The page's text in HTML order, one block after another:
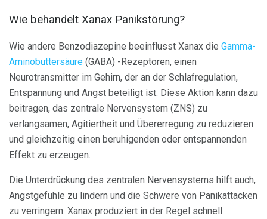
Wie behandelt Xanax Panikstörung?
Wie andere Benzodiazepine beeinflusst Xanax die Gamma-
Aminobuttersäure (GABA) -Rezeptoren, einen
Neurotransmitter im Gehirn, der an der Schlafregulation,
Entspannung und Angst beteiligt ist. Diese Aktion kann dazu
beitragen, das zentrale Nervensystem (ZNS) zu
verlangsamen, Agitiertheit und Übererregung zu reduzieren
und gleichzeitig einen beruhigenden oder entspannenden
Effekt zu erzeugen.
Die Unterdrückung des zentralen Nervensystems hilft auch,
Angstgefühle zu lindern und die Schwere von Panikattacken
zu verringern. Xanax produziert in der Regel schnell